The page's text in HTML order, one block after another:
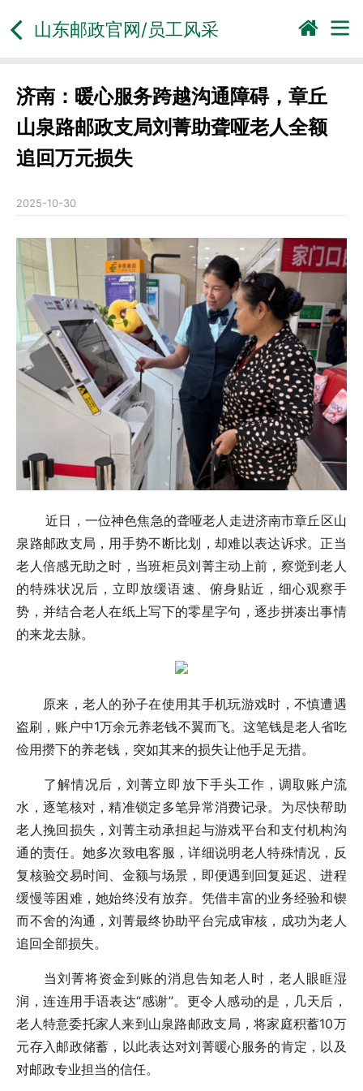
山东邮政官网/员工风采
济南：暖心服务跨越沟通障碍，章丘
山泉路邮政支局刘菁助聋哑老人全额
追回万元损失
2025-10-30
近日，一位神色焦急的聋哑老人走进济南市章丘区山
泉路邮政支局，用手势不断比划，却难以表达诉求。正当
老人倍感无助之时，当班柜员刘菁主动上前，察觉到老人
的特殊状况后，立即放缓语速、俯身贴近，细心观察手
势，并结合老人在纸上写下的零星字句，逐步拼凑出事情
的来龙去脉。
原来，老人的孙子在使用其手机玩游戏时，不慎遭遇
盗刷，账户中1万余元养老钱不翼而飞。这笔钱是老人省吃
俭用攒下的养老钱，突如其来的损失让他手足无措。
了解情况后，刘菁立即放下手头工作，调取账户流
水，逐笔核对，精准锁定多笔异常消费记录。为尽快帮助
老人挽回损失，刘菁主动承担起与游戏平台和支付机构沟
通的责任。她多次致电客服，详细说明老人特殊情况，反
复核验交易时间、金额与场景，即便遇到回复延迟、进程
缓慢等困难，她始终没有放弃。凭借丰富的业务经验和锲
而不舍的沟通，刘菁最终协助平台完成审核，成功为老人
追回全部损失。
当刘菁将资金到账的消息告知老人时，老人眼眶湿
润，连连用手语表达“感谢”。更令人感动的是，几天后，
老人特意委托家人来到山泉路邮政支局，将家庭积蓄10万
元存入邮政储蓄，以此表达对刘菁暖心服务的肯定，以及
对邮政专业担当的信任。